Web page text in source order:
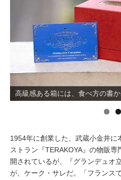
イベント情報
駅から探す
ケーク・サレ「プロヴァンス」
注目。
高級感ある箱には、食べ方の書
1954年に創業した、武蔵小金井に
ストラン『TERAKOYA』の物販
開されているが、『グランデュオ
が、ケーク・サレだ。「フランス